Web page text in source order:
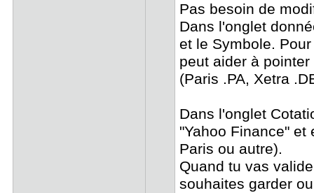
Pas besoin de
Dans l'onglet
et le Symbole.
peut aider à
(Paris .PA, Xetra
Dans l'onglet
"Yahoo Finance" et
Paris ou autre).
Quand tu vas
souhaites garder